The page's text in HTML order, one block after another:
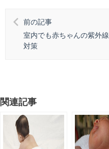
前の記事
室内でも赤ちゃんの紫外線
対策
関連記事